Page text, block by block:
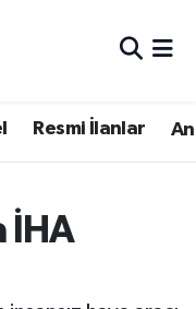
Resmi İlanlar
İHA